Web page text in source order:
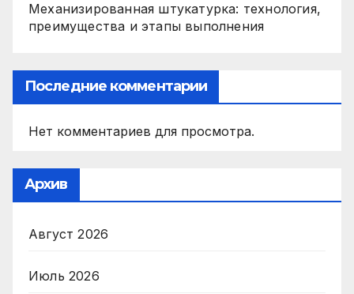
Механизированная штукатурка: технология,
преимущества и этапы выполнения
Последние комментарии
Нет комментариев для просмотра.
Архив
Август 2026
Июль 2026